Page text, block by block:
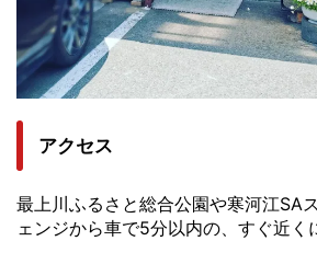
アクセス
最上川ふるさと総合公園や寒河江SA
ェンジから車で5分以内の、すぐ近く